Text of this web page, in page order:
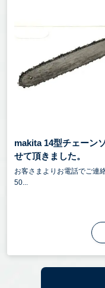
makita 14型チェーン
せて頂きました。
お客さまよりお電話でご連
50...